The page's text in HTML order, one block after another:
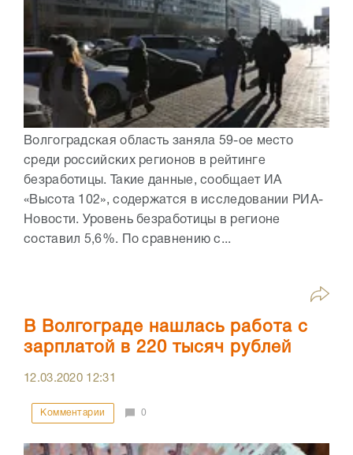
Волгоградская область заняла 59-ое место
среди российских регионов в рейтинге
безработицы. Такие данные, сообщает ИА
«Высота 102», содержатся в исследовании РИА-
Новости. Уровень безработицы в регионе
составил 5,6%. По сравнению с...
В Волгограде нашлась работа с
зарплатой в 220 тысяч рублей
12.03.2020 12:31
Комментарии 0